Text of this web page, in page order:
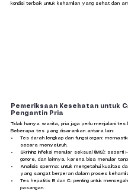
kondisi terbaik untuk kehamilan yang sehat dan
Pemeriksaan Kesehatan untuk
Pengantin Pria
Tidak hanya wanita, pria juga perlu menjalani tes
Beberapa tes yang disarankan antara lain:
Tes darah lengkap dan fungsi organ:
secara menyeluruh.
Skrining infeksi menular seksual (IMS): seperti
gonore, dan lainnya, karena bisa menular
Analisis sperma: untuk mengetahui kualitas
yang sangat berperan dalam proses
Tes hepatitis B dan C: penting untuk
pasangan.